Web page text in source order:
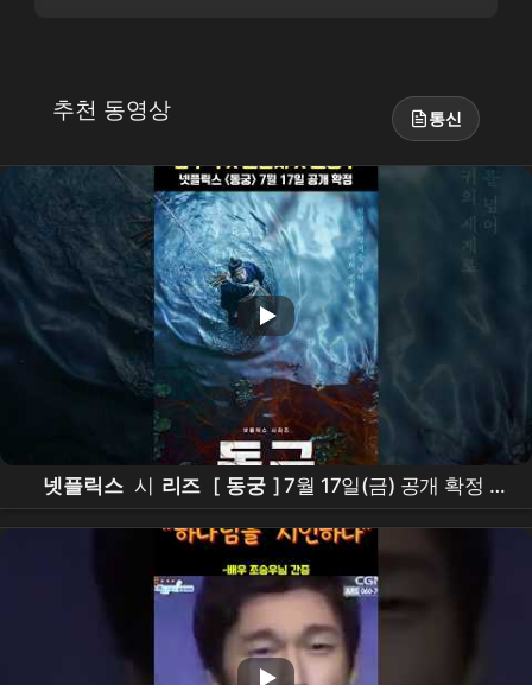
추천 동영상 통신
넷플릭스 시 리즈 [ 동궁 ] 7월 17일(금) 공개 확정 |
남주혁 Nam Joohyuk, 노윤서 , Roh Yoonseo, 조승
우